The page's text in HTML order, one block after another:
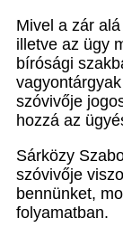
Mivel a zár
illetve az ügy
bírósági
szóvivője
hozzá az
Sárközy
szóvivője
bennünket,
folyamatban.